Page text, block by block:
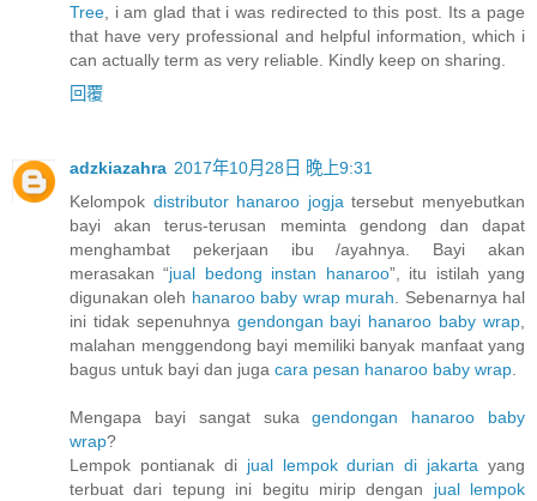
Tree , i am glad that i was redirected to this post. Its a page
that have very professional and helpful information, which i
can actually term as very reliable. Kindly keep on sharing.
回覆
adzkiazahra 2017年10月28日 晚上9:31
Kelompok distributor hanaroo jogja tersebut menyebutkan
bayi akan terus-terusan meminta gendong dan dapat
menghambat pekerjaan ibu /ayahnya. Bayi akan
merasakan “jual bedong instan hanaroo”, itu istilah yang
digunakan oleh hanaroo baby wrap murah . Sebenarnya hal
ini tidak sepenuhnya gendongan bayi hanaroo baby wrap
malahan menggendong bayi memiliki banyak manfaat yang
bagus untuk bayi dan juga cara pesan hanaroo baby wrap
Mengapa bayi sangat sukagendongan hanaroo baby
wrap?
Lempok pontianak di jual lempok durian di jakarta yang
terbuat dari tepung ini begitu mirip dengan jual lempok